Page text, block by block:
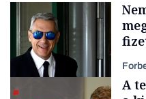
A